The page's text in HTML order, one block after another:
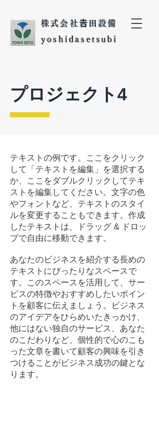
株式会社𠮷田設
yoshidasetsubi
プロジェクト4
テキストの例です。ここをクリック
して「テキストを編集」を選択する
か、ここをダブルクリックしてテキ
ストを編集してください。文字の色
やフォントなど、テキストのスタイ
ルを変更することもできます。作成
したテキストは、ドラッグ & ドロッ
プで自由に移動できます。
あなたのビジネスを紹介する長めの
テキストにぴったりなスペースで
す。このスペースを活用して、サー
ビスの特徴やおすすめしたいポイン
トを顧客に伝えましょう。ビジネス
のアイデアをひらめいたきっかけ、
他にはない独自のサービス、あなた
のこだわりなど、個性的で心のこも
った文章を書いて顧客の興味を引き
つけることがビジネス成功の鍵とな
ります。